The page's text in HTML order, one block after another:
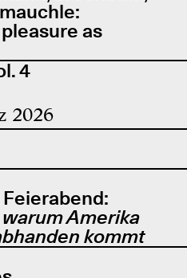
as
4
2026
Amerika
kommt